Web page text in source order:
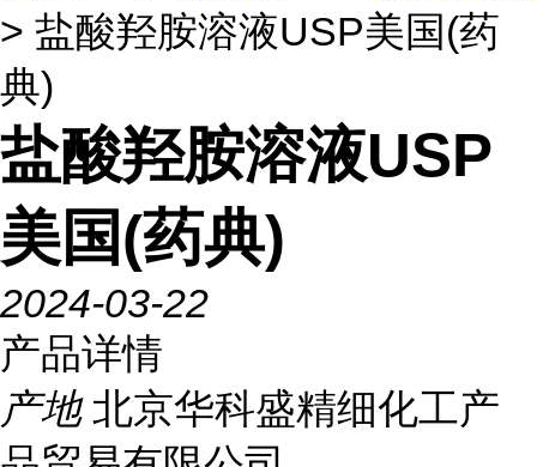
> 盐酸羟胺溶液USP美国(药
典)
盐酸羟胺溶液USP
美国(药典)
2024-03-22
产品详情
产地 北京华科盛精细化工产